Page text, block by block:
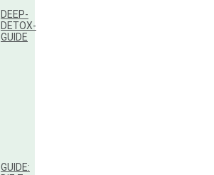
DEEP-
DETOX-
GUIDE
GUIDE: